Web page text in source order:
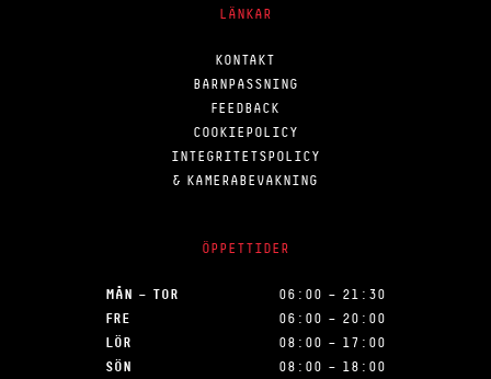
LÄNKAR
KONTAKT
BARNPASSNING
FEEDBACK
COOKIEPOLICY
INTEGRITETSPOLICY
& KAMERABEVAKNING
ÖPPETTIDER
MÅN – TOR
06:00 – 21:30
FRE
06:00 – 20:00
LÖR
08:00 – 17:00
SÖN
08:00 – 18:00